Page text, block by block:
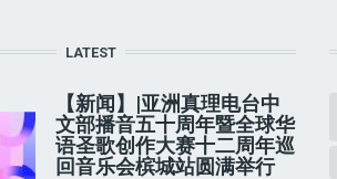
LATEST
【新闻】|亚洲真理电台中
文部播音五十周年暨全球华
语圣歌创作大赛十二周年巡
回音乐会槟城站圆满举行